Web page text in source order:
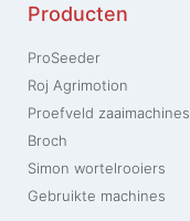
Producten
ProSeeder
Roj Agrimotion
Proefveld zaaimachines
Broch
Simon wortelrooiers
Gebruikte machines